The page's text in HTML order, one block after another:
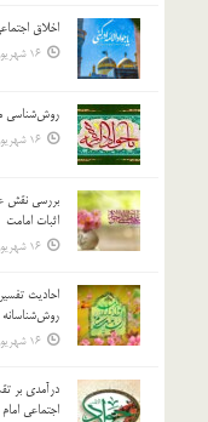
اخلاق
16 شهریور 03
روش‌شناسی
16 شهریور 03
بررسی نقش
اثبات امامت
16 شهریور 03
احادیث
روش‌شناسانه
16 شهریور 03
درآمدی بر
اجتماعی